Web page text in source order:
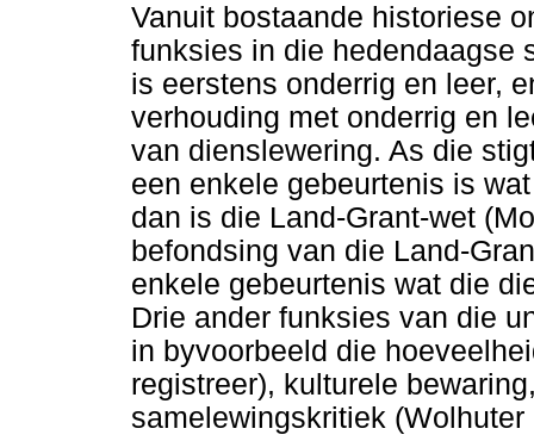
Vanuit bostaande historiese
funksies in die hedendaagse
is eerstens onderrig en leer,
verhouding met onderrig en
van dienslewering. As die
een enkele gebeurtenis is
dan is die Land-Grant-wet
befondsing van die Land-
enkele gebeurtenis wat die
Drie ander funksies van die
in byvoorbeeld die
registreer), kulturele
samelewingskritiek (Wolhuter